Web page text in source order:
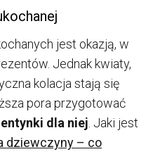
jest okazją, w
Jednak kwiaty,
kolacja stają się
pora przygotować
dla niej . Jaki jest
dziewczyny – co